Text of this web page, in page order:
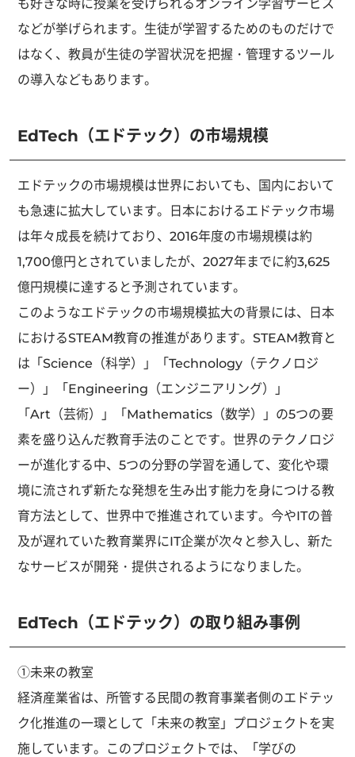
も好きな時に授業を受けられるオンライン学習サービス
などが挙げられます。生徒が学習するためのものだけで
はなく、教員が生徒の学習状況を把握・管理するツール
の導入などもあります。
EdTech（エドテック）の市場規模
エドテックの市場規模は世界においても、国内において
も急速に拡大しています。日本におけるエドテック市場
は年々成長を続けており、2016年度の市場規模は約
1,700億円とされていましたが、2027年までに約3,625
億円規模に達すると予測されています。
このようなエドテックの市場規模拡大の背景には、日本
におけるSTEAM教育の推進があります。STEAM教育と
は「Science（科学）」「Technology（テクノロジ
ー）」「Engineering（エンジニアリング）」
「Art（芸術）」「Mathematics（数学）」の5つの要
素を盛り込んだ教育手法のことです。世界のテクノロジ
ーが進化する中、5つの分野の学習を通して、変化や環
境に流されず新たな発想を生み出す能力を身につける教
育方法として、世界中で推進されています。今やITの普
及が遅れていた教育業界にIT企業が次々と参入し、新た
なサービスが開発・提供されるようになりました。
EdTech（エドテック）の取り組み事例
①未来の教室
経済産業省は、所管する民間の教育事業者側のエドテッ
ク化推進の一環として「未来の教室」プロジェクトを実
施しています。このプロジェクトでは、「学びの